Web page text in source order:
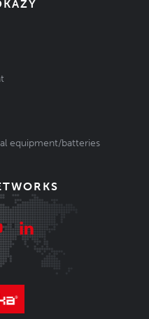
equipment/batteries